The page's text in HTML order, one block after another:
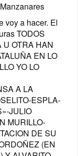
voy a hacer. El
TODOS
U OTRA HAN
EN LO
YO LO
A LA
ESPLA-
JULIO
MURILLO-
DE SU
(EN